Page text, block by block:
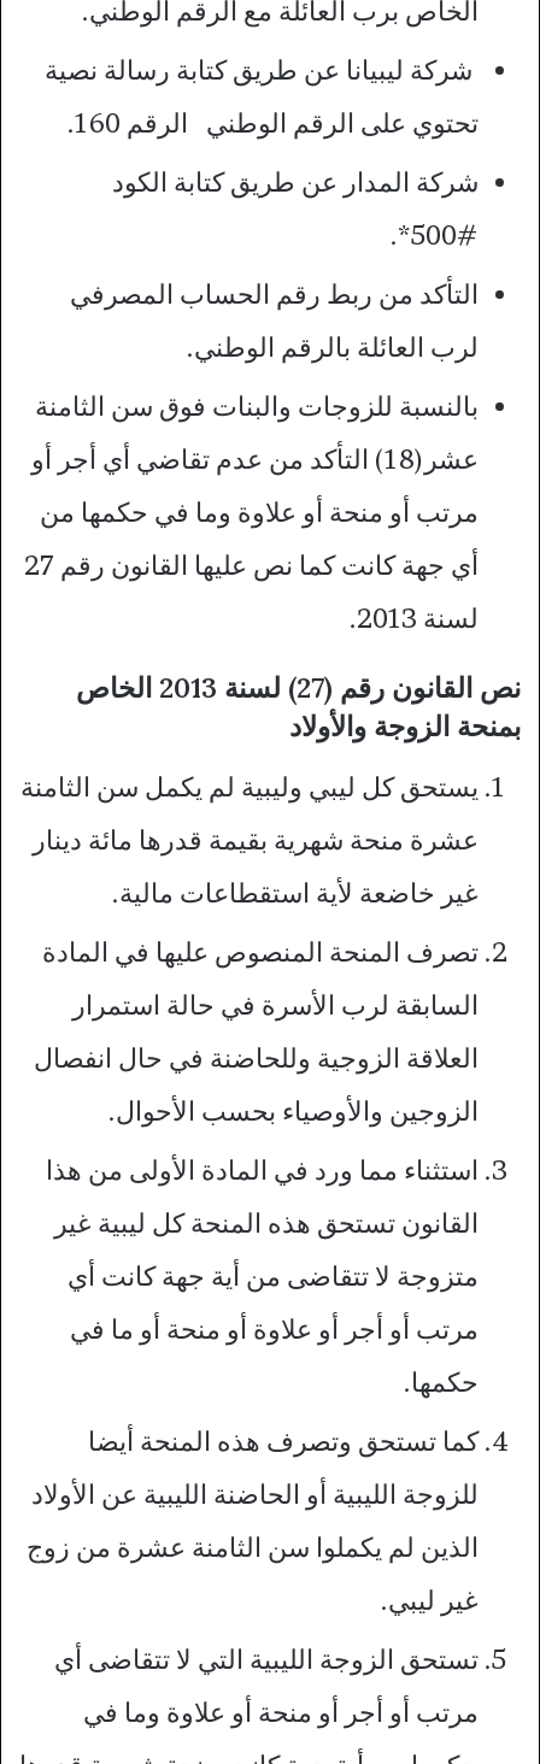
الخاص برب العائلة مع الرقم الوطني.
شركة ليبيانا عن طريق كتابة رسالة نصية
تحتوي على الرقم الوطني الرقم 160.
شركة المدار عن طريق كتابة الكود
#500*.
التأكد من ربط رقم الحساب المصرفي
لرب العائلة بالرقم الوطني.
بالنسبة للزوجات والبنات فوق سن الثامنة
عشر(18) التأكد من عدم تقاضي أي أجر أو
مرتب أو منحة أو علاوة وما في حكمها من
أي جهة كانت كما نص عليها القانون رقم 27
لسنة 2013.
نص القانون رقم (27) لسنة 2013 الخاص
بمنحة الزوجة والأولاد
يستحق كل ليبي وليبية لم يكمل سن الثامنة
عشرة منحة شهرية بقيمة قدرها مائة دينار
غير خاضعة لأية استقطاعات مالية.
تصرف المنحة المنصوص عليها في المادة
السابقة لرب الأسرة في حالة استمرار
العلاقة الزوجية وللحاضنة في حال انفصال
الزوجين والأوصياء بحسب الأحوال.
استثناء مما ورد في المادة الأولى من هذا
القانون تستحق هذه المنحة كل ليبية غير
متزوجة لا تتقاضى من أية جهة كانت أي
مرتب أو أجر أو علاوة أو منحة أو ما في
حكمها.
كما تستحق وتصرف هذه المنحة أيضا
للزوجة الليبية أو الحاضنة الليبية عن الأولاد
الذين لم يكملوا سن الثامنة عشرة من زوج
غير ليبي.
تستحق الزوجة الليبية التي لا تتقاضى أي
مرتب أو أجر أو منحة أو علاوة وما في